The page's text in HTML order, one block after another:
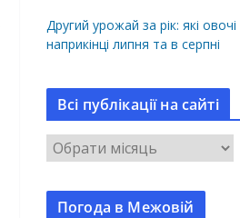
Другий урожай за рік: які
наприкінці липня та в серпні
Всі публікації на сайті
В
с
і
Погода в Межовій